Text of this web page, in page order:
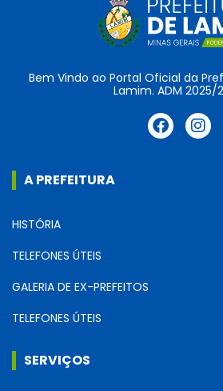
Bem Vindo ao Portal Oficial da
Lamim. ADM 2025/
A PREFEITURA
HISTÓRIA
TELEFONES ÚTEIS
GALERIA DE EX-PREFEITOS
TELEFONES ÚTEIS
SERVIÇOS